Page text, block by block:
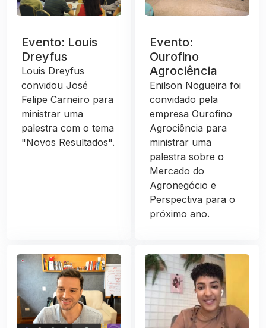
Evento: Louis
Dreyfus
Louis Dreyfus
convidou José
Felipe Carneiro para
ministrar uma
palestra com o tema
"Novos Resultados".
Evento:
Ourofino
Agrociência
Enilson Nogueira foi
convidado pela
empresa Ourofino
Agrociência para
ministrar uma
palestra sobre o
Mercado do
Agronegócio e
Perspectiva para o
próximo ano.